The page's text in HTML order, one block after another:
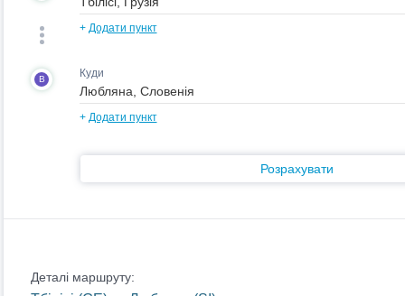
+ Додати пункт
B Куди
+ Додати пункт
Розрахувати
Деталі маршруту: